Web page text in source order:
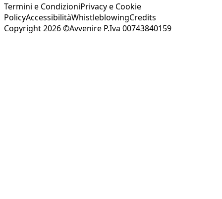
Termini e CondizioniPrivacy e Cookie
PolicyAccessibilitàWhistleblowingCredits
Copyright 2026 ©Avvenire P.Iva 00743840159